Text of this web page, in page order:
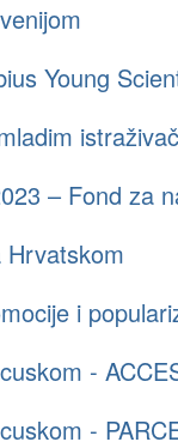
Young
– Fond za
Hrvatskom
i
-
-